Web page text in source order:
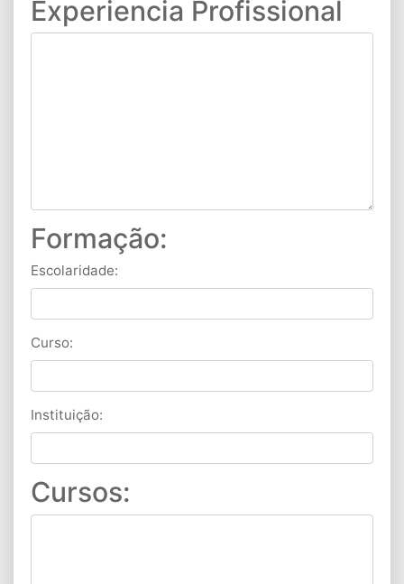
Experiencia Profissional
Formação:
Escolaridade:
Curso:
Instituição:
Cursos: